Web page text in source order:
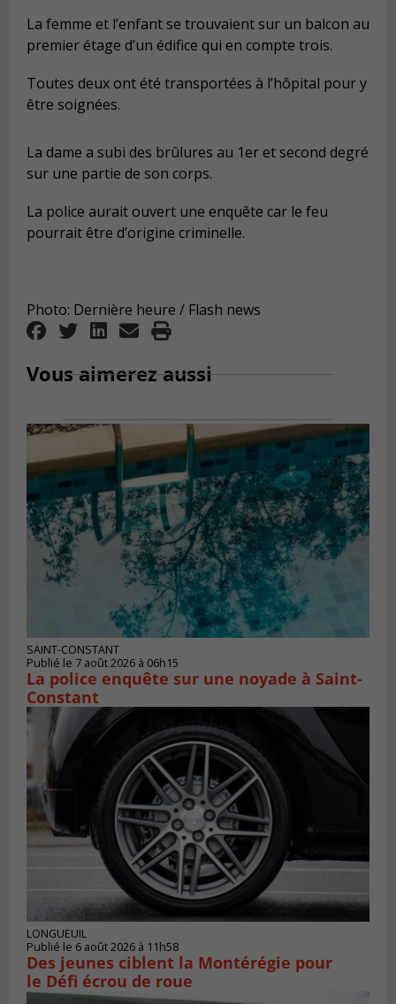
La femme et l’enfant se trouvaient sur un balcon au
premier étage d’un édifice qui en compte trois.
Toutes deux ont été transportées à l’hôpital pour y
être soignées.
La dame a subi des brûlures au 1er et second degré
sur une partie de son corps.
La police aurait ouvert une enquête car le feu
pourrait être d’origine criminelle.
Photo: Dernière heure / Flash news
Vous aimerez aussi
SAINT-CONSTANT
Publié le 7 août 2026 à 06h15
La police enquête sur une noyade à Saint-
Constant
LONGUEUIL
Publié le 6 août 2026 à 11h58
Des jeunes ciblent la Montérégie pour
le Défi écrou de roue